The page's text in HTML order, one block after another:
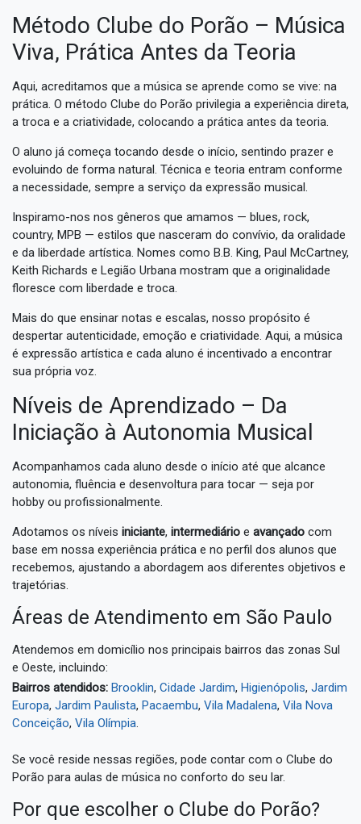
Método Clube do Porão – Música
Viva, Prática Antes da Teoria
Aqui, acreditamos que a música se aprende como se vive: na
prática. O método Clube do Porão privilegia a experiência direta,
a troca e a criatividade, colocando a prática antes da teoria.
O aluno já começa tocando desde o início, sentindo prazer e
evoluindo de forma natural. Técnica e teoria entram conforme
a necessidade, sempre a serviço da expressão musical.
Inspiramo-nos nos gêneros que amamos — blues, rock,
country, MPB — estilos que nasceram do convívio, da oralidade
e da liberdade artística. Nomes como B.B. King, Paul McCartney,
Keith Richards e Legião Urbana mostram que a originalidade
floresce com liberdade e troca.
Mais do que ensinar notas e escalas, nosso propósito é
despertar autenticidade, emoção e criatividade. Aqui, a música
é expressão artística e cada aluno é incentivado a encontrar
sua própria voz.
Níveis de Aprendizado – Da
Iniciação à Autonomia Musical
Acompanhamos cada aluno desde o início até que alcance
autonomia, fluência e desenvoltura para tocar — seja por
hobby ou profissionalmente.
Adotamos os níveis iniciante, intermediário e avançado com
base em nossa experiência prática e no perfil dos alunos que
recebemos, ajustando a abordagem aos diferentes objetivos e
trajetórias.
Áreas de Atendimento em São Paulo
Atendemos em domicílio nos principais bairros das zonas Sul
e Oeste, incluindo:
Bairros atendidos: Brooklin, Cidade Jardim, Higienópolis, Jardim
Europa, Jardim Paulista, Pacaembu, Vila Madalena, Vila Nova
Conceição, Vila Olímpia.
Se você reside nessas regiões, pode contar com o Clube do
Porão para aulas de música no conforto do seu lar.
Por que escolher o Clube do Porão?